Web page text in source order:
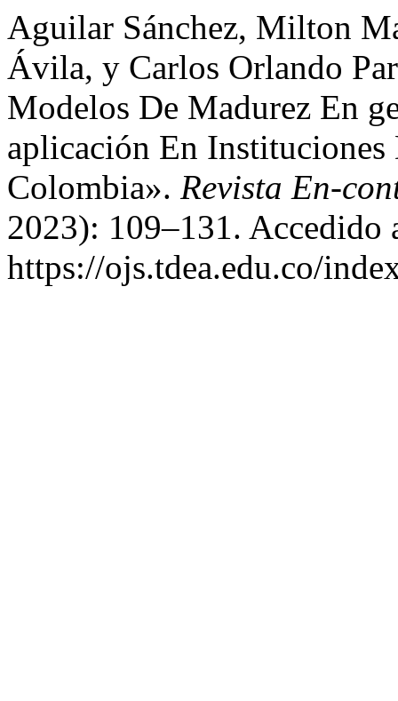
Aguilar Sánchez, Milton
Ávila, y Carlos Orlando
Modelos De Madurez En
aplicación En
Colombia». Revista En-
2023): 109–131. Accedido
https://ojs.tdea.edu.co/